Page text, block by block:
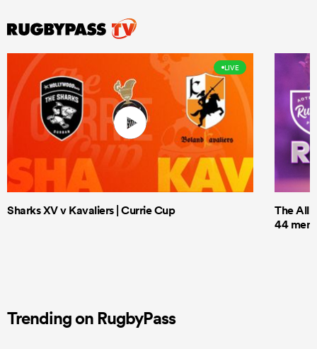
LIVE
Sharks XV v Kavaliers | Currie Cup
The All
44 men
Trending on RugbyPass